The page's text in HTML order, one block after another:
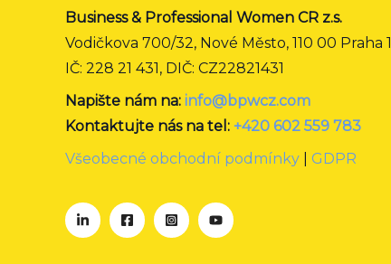
Business & Professional Women CR z.s.
Vodičkova 700/32, Nové Město, 110 00 Praha 1
IČ: 228 21 431, DIČ: CZ22821431
Napište nám na: info@bpwcz.com
Kontaktujte nás na tel: +420 602 559 783
Všeobecné obchodní podmínky
GDPR